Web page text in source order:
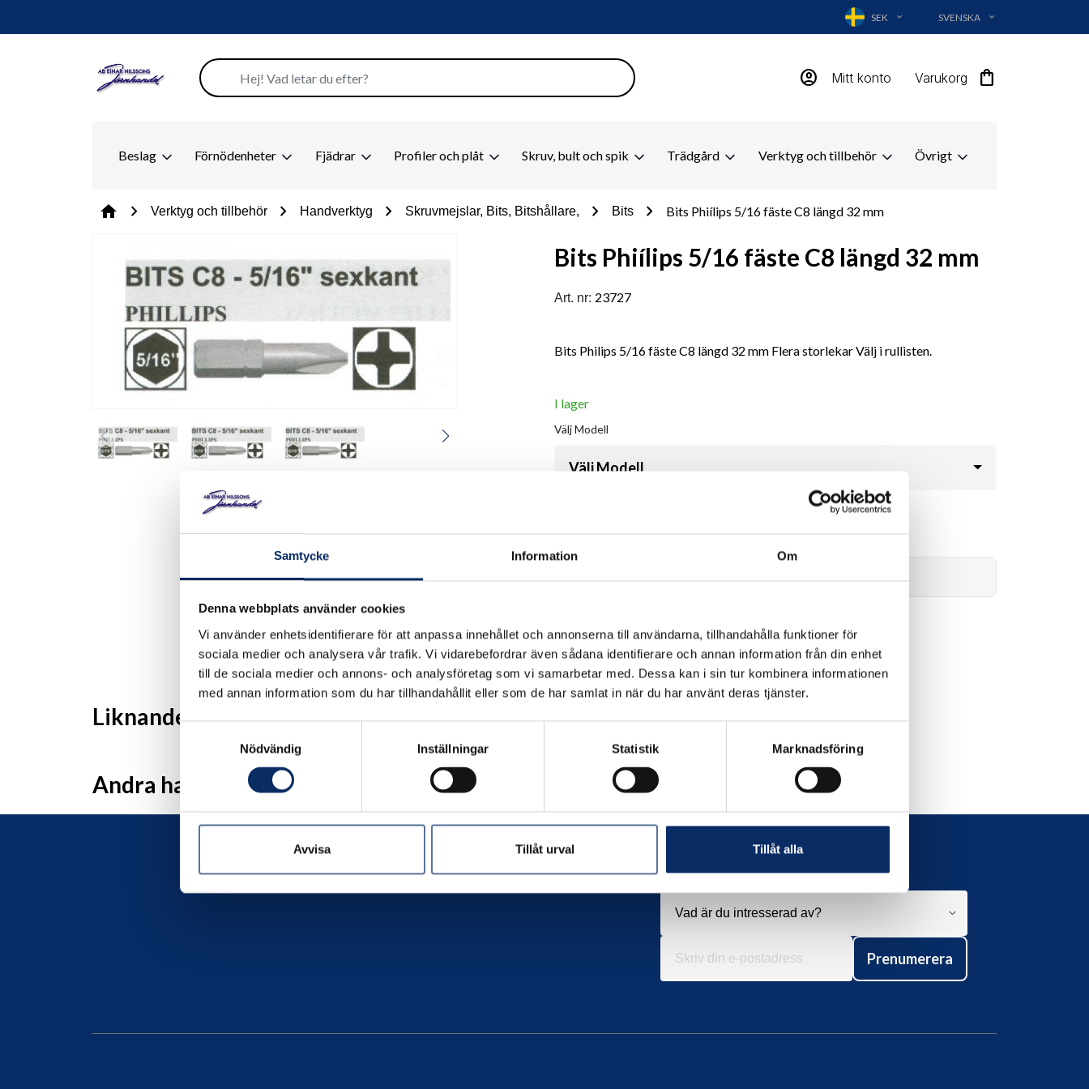
Samtycke Information Om
Denna webbplats använder cookies
Vi använder enhetsidentifierare för att anpassa innehållet och annonserna till användarna, tillhandahålla funktioner för
sociala medier och analysera vår trafik. Vi vidarebefordrar även sådana identifierare och annan information från din enhet
till de sociala medier och annons- och analysföretag som vi samarbetar med. Dessa kan i sin tur kombinera informationen
med annan information som du har tillhandahållit eller som de har samlat in när du har använt deras tjänster.
Nödvändig
Inställningar Statistik Marknadsföring
Avvisa Tillåt urval Tillåt alla
SEK EXPAND_MORE SVENSKA EXPAND_MORE
account_circle Mitt konto Varukorg shopping_bag
Beslag Förnödenheter Fjädrar Profiler och plåt Skruv, bult och spik Trädgård Verktyg och tillbehör Övrigt
home chevron_right Verktyg och tillbehör chevron_right Handverktyg chevron_right Skruvmejslar, Bits, Bitshållare, chevron_right Bits chevron_right Bits Phiílips 5/16 fäste C8 längd 32 mm
Bits Phiílips 5/16 fäste C8 längd 32 mm
Art. nr: 23727
Bits Philips 5/16 fäste C8 längd 32 mm Flera storlekar Välj i rullisten.
I lager
VäljModell
Välj Modell
remove add
35kr
Liknande produkter
Andra har även tittat på
Prenumerera